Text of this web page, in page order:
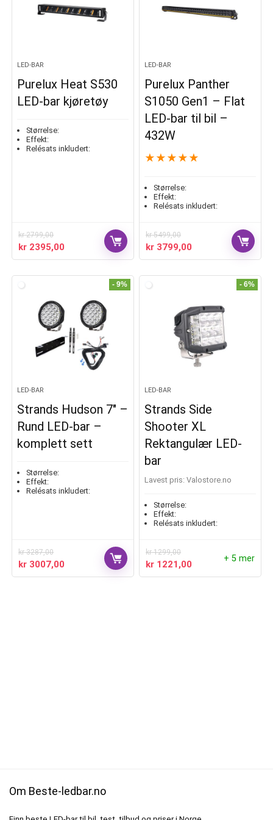
LED-BAR
Purelux Heat S530
LED-bar kjøretøy
Størrelse:
Effekt:
Relésats inkludert:
kr2799,00
kr 2395,00
LED-BAR
Purelux Panther
S1050 Gen1 – Flat
LED-bar til bil –
432W
★ ★ ★ ★ ★
Størrelse:
Effekt:
Relésats inkludert:
kr5499,00
kr 3799,00
- 9%
LED-BAR
Strands Hudson 7″ –
Rund LED-bar –
komplett sett
Størrelse:
Effekt:
Relésats inkludert:
kr3287,00
kr 3007,00
- 6%
LED-BAR
Strands Side
Shooter XL
Rektangulær LED-
bar
Lavest pris: valostore.no
Størrelse:
Effekt:
Relésats inkludert:
kr1299,00
kr 1221,00
+ 5 mer
Om Beste-ledbar.no